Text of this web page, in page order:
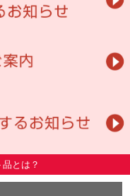
とは？